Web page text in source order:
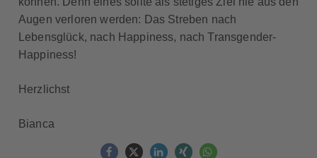
Augen verloren werden: Das Streben nach
Lebensglück, nach Happiness, nach Transgender-
Happiness!
Herzlichst
Bianca